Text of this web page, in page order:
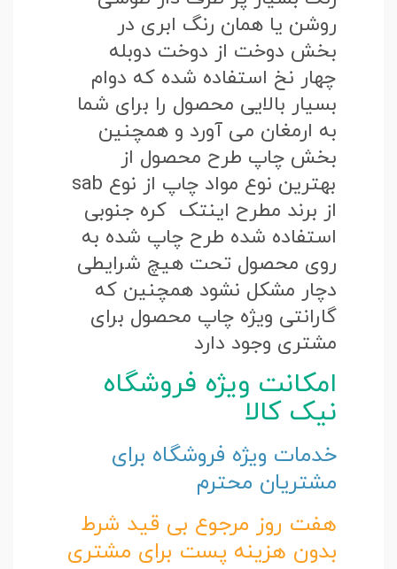
روشن یا همان رنگ ابری در
بخش دوخت از دوخت دوبله
چهار نخ استفاده شده که دوام
بسیار بالایی محصول را برای شما
به ارمغان می آورد و همچنین
بخش چاپ طرح محصول از
بهترین نوع مواد چاپ از نوع sab
از برند مطرح اینتک کره جنوبی
استفاده شده طرح چاپ شده به
روی محصول تحت هیچ شرایطی
دچار مشکل نشود همچنین که
گارانتی ویژه چاپ محصول برای
مشتری وجود دارد
امکانت ویژه فروشگاه
نیک کالا
خدمات ویژه فروشگاه برای
مشتریان محترم
هفت روز مرجوع بی قید شرط
بدون هزینه پست برای مشتری